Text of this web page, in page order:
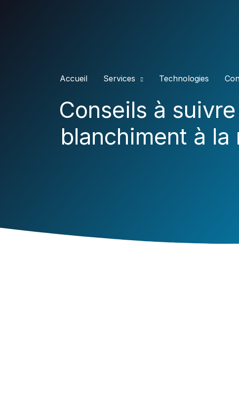
Accueil Services Technologies
Conseils à
blanchiment à la